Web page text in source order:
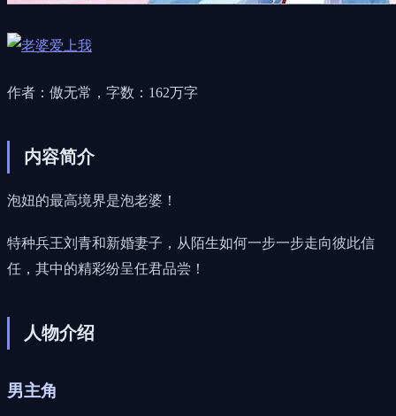
作者：傲无常，字数：162万字
内容简介
泡妞的最高境界是泡老婆！
特种兵王刘青和新婚妻子，从陌生如何一步一步走向彼此信
任，其中的精彩纷呈任君品尝！
人物介绍
男主角